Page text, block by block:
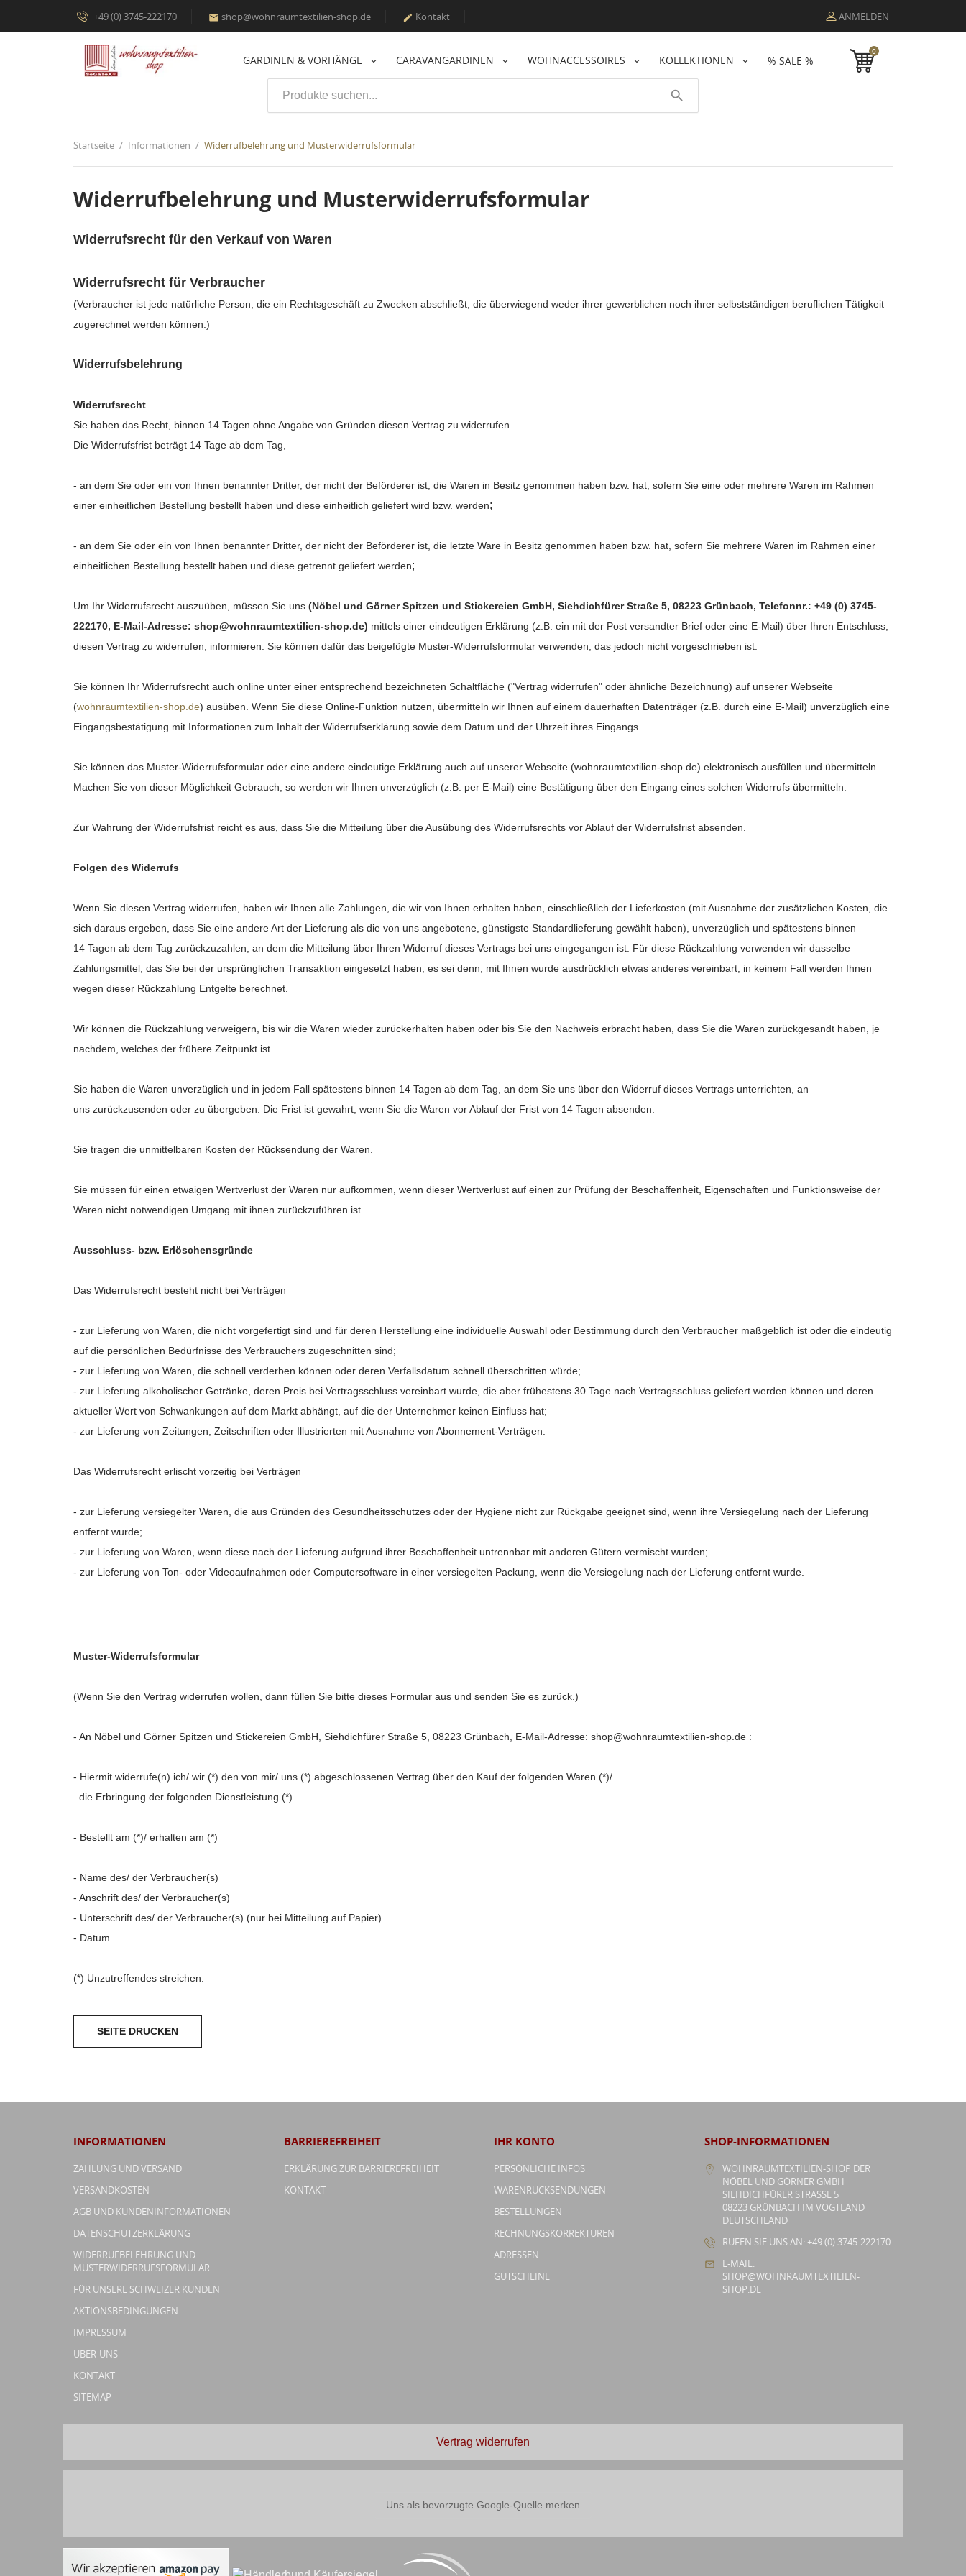
+49 (0) 3745-222170  shop@wohnraumtextilien-shop.de  Kontakt ANMELDEN
GARDINEN & VORHÄNGE CARAVANGARDINEN WOHNACCESSOIRES KOLLEKTIONEN % SALE %
0
search
Startseite Informationen Widerrufbelehrung und Musterwiderrufsformular
Widerrufbelehrung und Musterwiderrufsformular
Widerrufsrecht für den Verkauf von Waren
Widerrufsrecht für Verbraucher
(Verbraucher ist jede natürliche Person, die ein Rechtsgeschäft zu Zwecken abschließt, die überwiegend weder ihrer gewerblichen noch ihrer selbstständigen beruflichen Tätigkeit
zugerechnet werden können.)
Widerrufsbelehrung
Widerrufsrecht
Sie haben das Recht, binnen 14 Tagen ohne Angabe von Gründen diesen Vertrag zu widerrufen.
Die Widerrufsfrist beträgt 14 Tage ab dem Tag,
- an dem Sie oder ein von Ihnen benannter Dritter, der nicht der Beförderer ist, die Waren in Besitz genommen haben bzw. hat, sofern Sie eine oder mehrere Waren im Rahmen
einer einheitlichen Bestellung bestellt haben und diese einheitlich geliefert wird bzw. werden;
- an dem Sie oder ein von Ihnen benannter Dritter, der nicht der Beförderer ist, die letzte Ware in Besitz genommen haben bzw. hat, sofern Sie mehrere Waren im Rahmen einer
einheitlichen Bestellung bestellt haben und diese getrennt geliefert werden;
Um Ihr Widerrufsrecht auszuüben, müssen Sie uns (Nöbel und Görner Spitzen und Stickereien GmbH, Siehdichfürer Straße 5, 08223 Grünbach, Telefonnr.: +49 (0) 3745-
222170, E-Mail-Adresse: shop@wohnraumtextilien-shop.de) mittels einer eindeutigen Erklärung (z.B. ein mit der Post versandter Brief oder eine E-Mail) über Ihren Entschluss,
diesen Vertrag zu widerrufen, informieren. Sie können dafür das beigefügte Muster-Widerrufsformular verwenden, das jedoch nicht vorgeschrieben ist.
Sie können Ihr Widerrufsrecht auch online unter einer entsprechend bezeichneten Schaltfläche ("Vertrag widerrufen" oder ähnliche Bezeichnung) auf unserer Webseite
(wohnraumtextilien-shop.de) ausüben. Wenn Sie diese Online-Funktion nutzen, übermitteln wir Ihnen auf einem dauerhaften Datenträger (z.B. durch eine E-Mail) unverzüglich eine
Eingangsbestätigung mit Informationen zum Inhalt der Widerrufserklärung sowie dem Datum und der Uhrzeit ihres Eingangs.
Sie können das Muster-Widerrufsformular oder eine andere eindeutige Erklärung auch auf unserer Webseite (wohnraumtextilien-shop.de) elektronisch ausfüllen und übermitteln.
Machen Sie von dieser Möglichkeit Gebrauch, so werden wir Ihnen unverzüglich (z.B. per E-Mail) eine Bestätigung über den Eingang eines solchen Widerrufs übermitteln.
Zur Wahrung der Widerrufsfrist reicht es aus, dass Sie die Mitteilung über die Ausübung des Widerrufsrechts vor Ablauf der Widerrufsfrist absenden.
Folgen des Widerrufs
Wenn Sie diesen Vertrag widerrufen, haben wir Ihnen alle Zahlungen, die wir von Ihnen erhalten haben, einschließlich der Lieferkosten (mit Ausnahme der zusätzlichen Kosten, die
sich daraus ergeben, dass Sie eine andere Art der Lieferung als die von uns angebotene, günstigste Standardlieferung gewählt haben), unverzüglich und spätestens binnen
14 Tagen ab dem Tag zurückzuzahlen, an dem die Mitteilung über Ihren Widerruf dieses Vertrags bei uns eingegangen ist. Für diese Rückzahlung verwenden wir dasselbe
Zahlungsmittel, das Sie bei der ursprünglichen Transaktion eingesetzt haben, es sei denn, mit Ihnen wurde ausdrücklich etwas anderes vereinbart; in keinem Fall werden Ihnen
wegen dieser Rückzahlung Entgelte berechnet.
Wir können die Rückzahlung verweigern, bis wir die Waren wieder zurückerhalten haben oder bis Sie den Nachweis erbracht haben, dass Sie die Waren zurückgesandt haben, je
nachdem, welches der frühere Zeitpunkt ist.
Sie haben die Waren unverzüglich und in jedem Fall spätestens binnen 14 Tagen ab dem Tag, an dem Sie uns über den Widerruf dieses Vertrags unterrichten, an
uns zurückzusenden oder zu übergeben. Die Frist ist gewahrt, wenn Sie die Waren vor Ablauf der Frist von 14 Tagen absenden.
Sie tragen die unmittelbaren Kosten der Rücksendung der Waren.
Sie müssen für einen etwaigen Wertverlust der Waren nur aufkommen, wenn dieser Wertverlust auf einen zur Prüfung der Beschaffenheit, Eigenschaften und Funktionsweise der
Waren nicht notwendigen Umgang mit ihnen zurückzuführen ist.
Ausschluss- bzw. Erlöschensgründe
Das Widerrufsrecht besteht nicht bei Verträgen
- zur Lieferung von Waren, die nicht vorgefertigt sind und für deren Herstellung eine individuelle Auswahl oder Bestimmung durch den Verbraucher maßgeblich ist oder die eindeutig
auf die persönlichen Bedürfnisse des Verbrauchers zugeschnitten sind;
- zur Lieferung von Waren, die schnell verderben können oder deren Verfallsdatum schnell überschritten würde;
- zur Lieferung alkoholischer Getränke, deren Preis bei Vertragsschluss vereinbart wurde, die aber frühestens 30 Tage nach Vertragsschluss geliefert werden können und deren
aktueller Wert von Schwankungen auf dem Markt abhängt, auf die der Unternehmer keinen Einfluss hat;
- zur Lieferung von Zeitungen, Zeitschriften oder Illustrierten mit Ausnahme von Abonnement-Verträgen.
Das Widerrufsrecht erlischt vorzeitig bei Verträgen
- zur Lieferung versiegelter Waren, die aus Gründen des Gesundheitsschutzes oder der Hygiene nicht zur Rückgabe geeignet sind, wenn ihre Versiegelung nach der Lieferung
entfernt wurde;
- zur Lieferung von Waren, wenn diese nach der Lieferung aufgrund ihrer Beschaffenheit untrennbar mit anderen Gütern vermischt wurden;
- zur Lieferung von Ton- oder Videoaufnahmen oder Computersoftware in einer versiegelten Packung, wenn die Versiegelung nach der Lieferung entfernt wurde.
Muster-Widerrufsformular
(Wenn Sie den Vertrag widerrufen wollen, dann füllen Sie bitte dieses Formular aus und senden Sie es zurück.)
- An Nöbel und Görner Spitzen und Stickereien GmbH, Siehdichfürer Straße 5, 08223 Grünbach E-Mail-Adresse: shop@wohnraumtextilien-shop.de :
- Hiermit widerrufe(n) ich/ wir (*) den von mir/ uns (*) abgeschlossenen Vertrag über den Kauf der folgenden Waren (*)/
die Erbringung der folgenden Dienstleistung (*)
- Bestellt am (*)/ erhalten am (*)
- Name des/ der Verbraucher(s)
- Anschrift des/ der Verbraucher(s)
- Unterschrift des/ der Verbraucher(s) (nur bei Mitteilung auf Papier)
- Datum
(*) Unzutreffendes streichen.
INFORMATIONEN
ZAHLUNG UND VERSAND
VERSANDKOSTEN
AGB UND KUNDENINFORMATIONEN
DATENSCHUTZERKLÄRUNG
WIDERRUFBELEHRUNG UND
MUSTERWIDERRUFSFORMULAR
FÜR UNSERE SCHWEIZER KUNDEN
AKTIONSBEDINGUNGEN
IMPRESSUM
ÜBER-UNS
KONTAKT
SITEMAP
BARRIEREFREIHEIT
ERKLÄRUNG ZUR BARRIEREFREIHEIT
KONTAKT
IHR KONTO
PERSÖNLICHE INFOS
WARENRÜCKSENDUNGEN
BESTELLUNGEN
RECHNUNGSKORREKTUREN
ADRESSEN
GUTSCHEINE
SHOP-INFORMATIONEN
WOHNRAUMTEXTILIEN-SHOP DER
NÖBEL UND GÖRNER GMBH
SIEHDICHFÜRER STRASSE 5
08223 GRÜNBACH IM VOGTLAND
DEUTSCHLAND
RUFEN SIE UNS AN: +49 (0) 3745-222170
E-MAIL:
SHOP@WOHNRAUMTEXTILIEN-
SHOP.DE
AUF MEINE WUNSCHLISTE
add_circle_outline
((MODALTITLE))
((cancelText)) ((modalDeleteText))
WUNSCHLISTE ERSTELLEN
Name der Wunschliste
ANMELDEN
Sie müssen angemeldet sein, um Artikel Ihrer Wunschliste hinzufügen zu
können.
Abbrechen
Vertrag widerrufen
Uns als bevorzugte Google-Quelle merken